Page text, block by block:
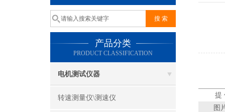
产品分类
PRODUCT CLASSIFICATION
电机测试仪器
转速测量仪\测速仪
提
图